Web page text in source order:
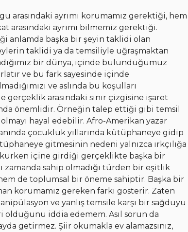
arasındaki ayrımı korumamız gerektiği, hem
arasındaki ayrımı bilmemiz gerektiği.
anlamda başka bir şeyin taklidi olan
taklidi ya da temsiliyle uğraşmaktan
bir dünya, içinde bulunduğumuz
ve bu fark sayesinde içinde
ve aslında bu koşulları
arasındaki sınır çizgisine işaret
önemlidir. Örneğin talep ettiği gibi temsil
hayal edebilir. Afro-Amerikan yazar
çocukluk yıllarında kütüphaneye gidip
gitmesinin nedeni yalnızca ırkçılığa
içine girdiği gerçeklikte başka bir
zamanda sahip olmadığı türden bir eşitlik
de toplumsal bir öneme sahiptir. Başka bir
korumamız gereken farkı gösterir. Zaten
ve yanlış temsile karşı bir sağduyu
olduğunu iddia edemem. Asıl sorun da
getirmez. Şiir okumakla ev alamazsınız,